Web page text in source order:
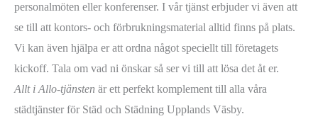
personalmöten eller konferenser. I vår tjänst erbjuder vi även att
se till att kontors- och förbrukningsmaterial alltid finns på plats.
Vi kan även hjälpa er att ordna något speciellt till företagets
kickoff. Tala om vad ni önskar så ser vi till att lösa det åt er.
Allt i Allo-tjänsten är ett perfekt komplement till alla våra
städtjänster för Städ och Städning Upplands Väsby.